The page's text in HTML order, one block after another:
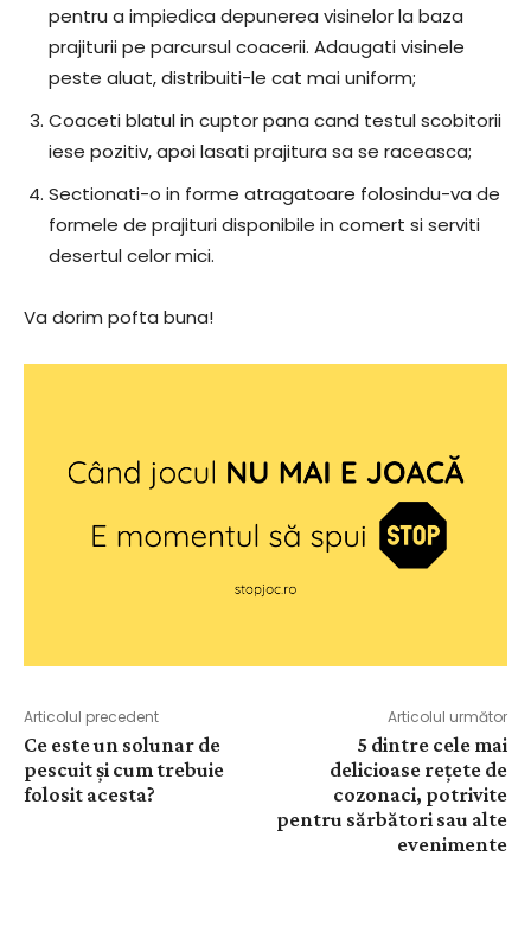
pentru a impiedica depunerea visinelor la baza
prajiturii pe parcursul coacerii. Adaugati visinele
peste aluat, distribuiti-le cat mai uniform;
Coaceti blatul in cuptor pana cand testul scobitorii
iese pozitiv, apoi lasati prajitura sa se raceasca;
Sectionati-o in forme atragatoare folosindu-va de
formele de prajituri disponibile in comert si serviti
desertul celor mici.
Va dorim pofta buna!
Articolul precedent
Ce este un solunar de
pescuit și cum trebuie
folosit acesta?
Articolul următor
5 dintre cele mai
delicioase rețete de
cozonaci, potrivite
pentru sărbători sau alte
evenimente